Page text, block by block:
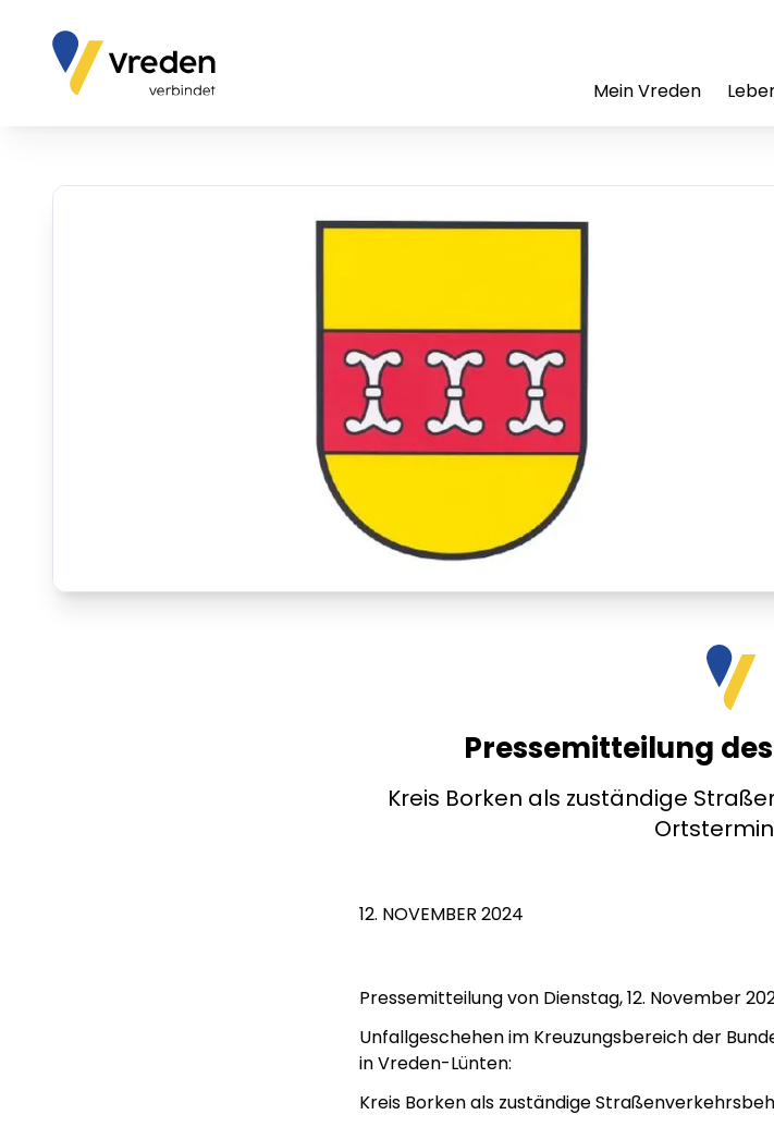
Mein Vreden
Pressemitteilung
Kreis Borken als zuständige
12. NOVEMBER 2024
Pressemitteilung von Dienstag, 12. November
Unfallgeschehen im Kreuzungsbereich der
in Vreden-Lünten:
Kreis Borken als zuständige